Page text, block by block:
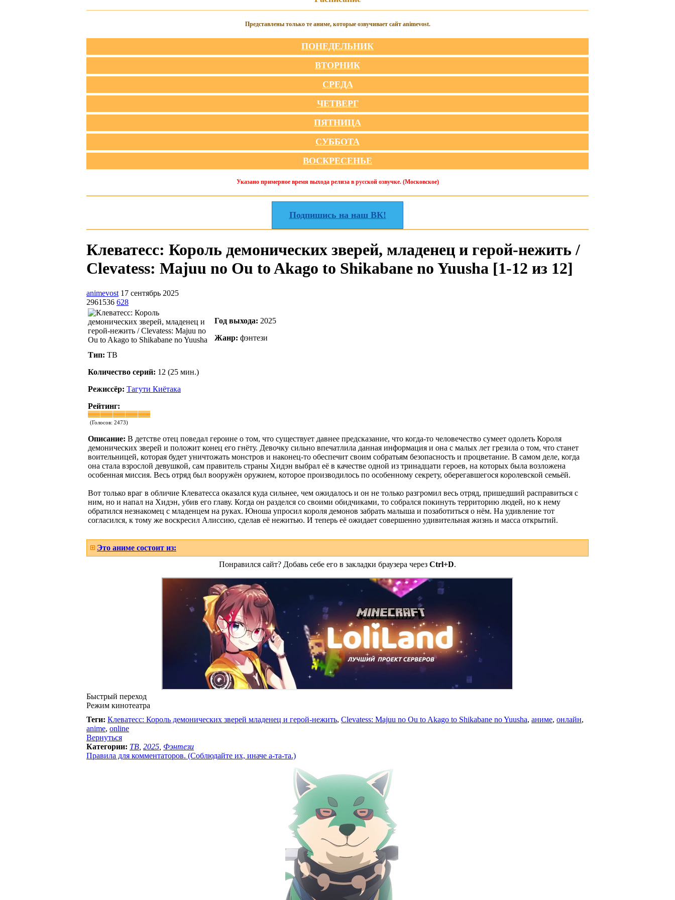
Представлены только те аниме, которые озвучивает сайт animevost.
ПОНЕДЕЛЬНИК
ВТОРНИК
СРЕДА
ЧЕТВЕРГ
ПЯТНИЦА
СУББОТА
ВОСКРЕСЕНЬЕ
Указано примерное время выхода релиза в русской озвучке. (Московское)
Подпишись на наш ВК!
Клеватесс: Король демонических зверей, младенец и герой-нежить /
Clevatess: Majuu no Ou to Akago to Shikabane no Yuusha [1-12 из 12]
animevost 17 сентябрь 2025
2961536 628
Год выхода: 2025
Жанр: фэнтези
Тип: ТВ
Количество серий: 12 (25 мин.)
Режиссёр: Тагути Киётака
Рейтинг:
(Голосов: 2473)
Описание: В детстве отец поведал героине о том, что существует давнее предсказание, что когда-то человечество сумеет одолеть Короля
демонических зверей и положит конец его гнёту. Девочку сильно впечатлила данная информация и она с малых лет грезила о том, что станет
воительницей, которая будет уничтожать монстров и наконец-то обеспечит своим собратьям безопасность и процветание. В самом деле, когда
она стала взрослой девушкой, сам правитель страны Хидэн выбрал её в качестве одной из тринадцати героев, на которых была возложена
особенная миссия. Весь отряд был вооружён оружием, которое производилось по особенному секрету, оберегавшегося королевской семьёй.
Вот только враг в обличие Клеватесса оказался куда сильнее, чем ожидалось и он не только разгромил весь отряд, пришедший расправиться с
ним, но и напал на Хидэн, убив его главу. Когда он разделся со своими обидчиками, то собрался покинуть территорию людей, но к нему
обратился незнакомец с младенцем на руках. Юноша упросил короля демонов забрать малыша и позаботиться о нём. На удивление тот
согласился, к тому же воскресил Алиссию, сделав её нежитью. И теперь её ожидает совершенно удивительная жизнь и масса открытий.
Это аниме состоит из:
Понравился сайт? Добавь себе его в закладки браузера через Ctrl+D.
Быстрый переход
Режим кинотеатра
Теги: Клеватесс: Король демонических зверей младенец и герой-нежить, Clevatess: Majuu no Ou to Akago to Shikabane no Yuusha, аниме, онлайн,
anime, online
Вернуться
Категории: ТВ 2025 Фэнтези
Правила для комментаторов. (Соблюдайте их, иначе а-та-та.)